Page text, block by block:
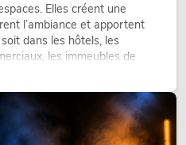
Elles créent une
l’ambiance et apportent
dans les hôtels, les
les immeubles de
une végétalisation de
intégrante des concepts